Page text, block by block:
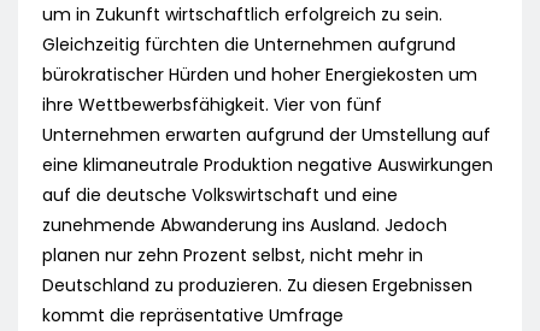
um in Zukunft wirtschaftlich erfolgreich zu sein.
Gleichzeitig fürchten die Unternehmen aufgrund
bürokratischer Hürden und hoher Energiekosten um
ihre Wettbewerbsfähigkeit. Vier von fünf
Unternehmen erwarten aufgrund der Umstellung auf
eine klimaneutrale Produktion negative Auswirkungen
auf die deutsche Volkswirtschaft und eine
zunehmende Abwanderung ins Ausland. Jedoch
planen nur zehn Prozent selbst, nicht mehr in
Deutschland zu produzieren. Zu diesen Ergebnissen
kommt die repräsentative Umfrage